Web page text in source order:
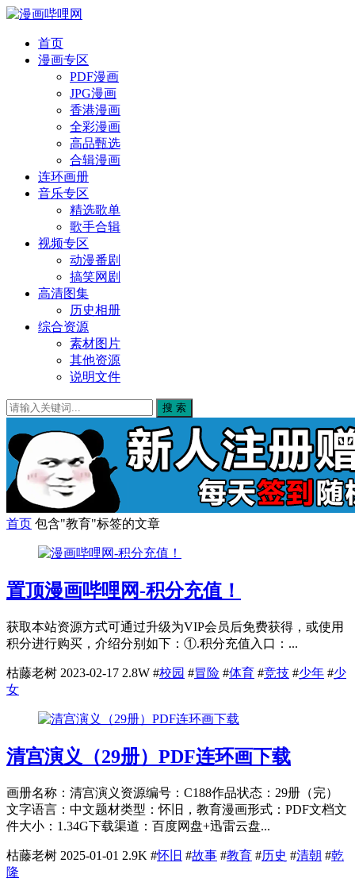
首页
漫画专区
PDF漫画
JPG漫画
香港漫画
全彩漫画
高品甄选
合辑漫画
连环画册
音乐专区
精选歌单
歌手合辑
视频专区
动漫番剧
搞笑网剧
高清图集
历史相册
综合资源
素材图片
其他资源
说明文件
搜 索
首页 包含"教育"标签的文章
置顶漫画哔哩网-积分充值！
获取本站资源方式可通过升级为VIP会员后免费获得，或使用
积分进行购买，介绍分别如下：①.积分充值入口：...
枯藤老树 2023-02-17 2.8W #校园 #冒险 #体育 #竞技 #少年 #少
女
清宫演义（29册）PDF连环画下载
画册名称：清宫演义资源编号：C188作品状态：29册（完）
文字语言：中文题材类型：怀旧，教育漫画形式：PDF文档文
件大小：1.34G下载渠道：百度网盘+迅雷云盘...
枯藤老树 2025-01-01 2.9K #怀旧 #故事 #教育 #历史 #清朝 #乾
隆